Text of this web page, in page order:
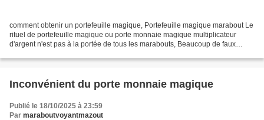
comment obtenir un portefeuille magique, Portefeuille magique marabout Le
rituel de portefeuille magique ou porte monnaie magique multiplicateur
d'argent n'est pas à la portée de tous les marabouts, Beaucoup de faux
Inconvénient du porte monnaie magique
Publié le 18/10/2025 à 23:59
Par maraboutvoyantmazout